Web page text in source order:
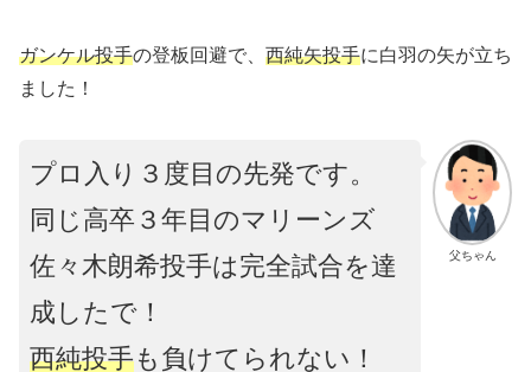
ガンケル投手の登板回避で、 西純矢投手に白羽の矢が立ち
ました！
父ちゃん
プロ入り３度目の先発です。
同じ高卒３年目のマリーンズ
佐々木朗希投手は完全試合を達
成したで！
西純投手も負けてられない！